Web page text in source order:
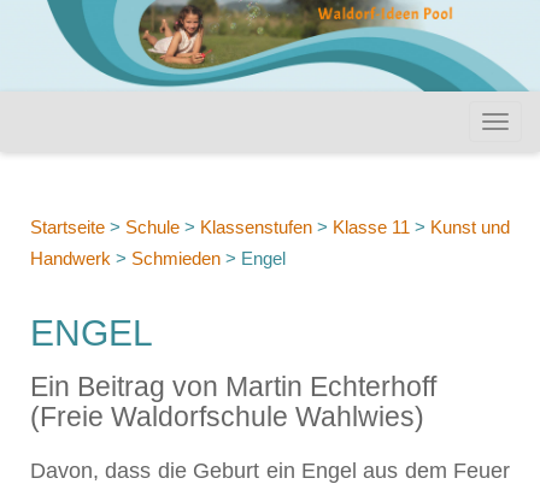
Startseite > Schule > Klassenstufen > Klasse 11 > Kunst und
Handwerk > Schmieden > Engel
ENGEL
Ein Beitrag von Martin Echterhoff
(Freie Waldorfschule Wahlwies)
Davon, dass die Geburt ein Engel aus dem Feuer